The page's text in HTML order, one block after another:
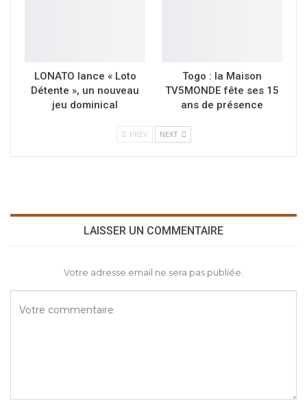
LONATO lance « Loto
Détente », un nouveau
jeu dominical
Togo : la Maison
TV5MONDE fête ses 15
ans de présence
PREV NEXT
LAISSER UN COMMENTAIRE
Votre adresse email ne sera pas publiée.